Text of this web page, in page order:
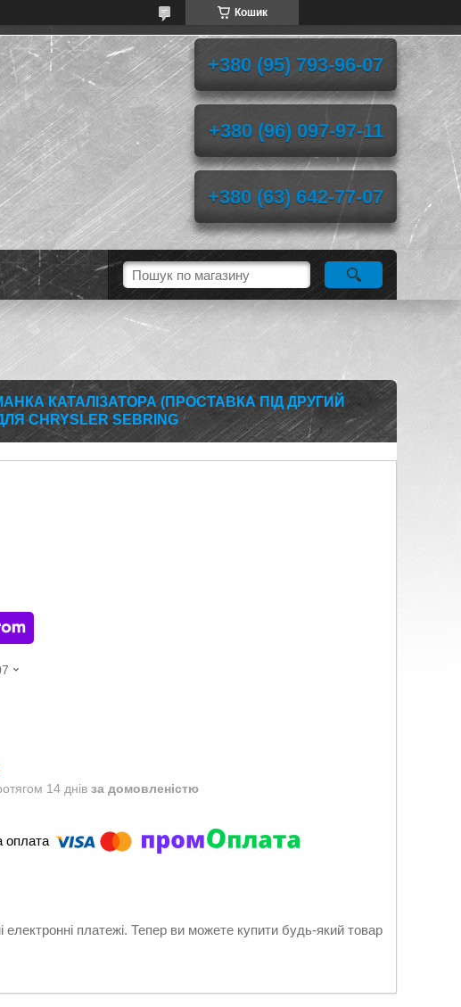
Кошик
+380 (95) 793-96-07
+380 (96) 097-97-11
+380 (63) 642-77-07
КАТАЛІЗАТОРА (ПРОСТАВКА ПІД ДРУГИЙ
CHRYSLER SEBRING
14 днів за домовленістю
електронні платежі. Тепер ви можете купити будь-який товар